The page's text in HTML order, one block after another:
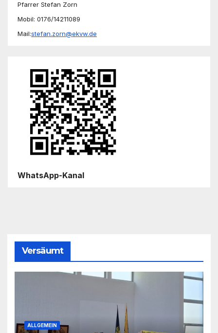
Pfarrer Stefan Zorn
Mobil: 0176/14211089
Mail:stefan.zorn@ekvw.de
WhatsApp-Kanal
Versäumt
ALLGEMEIN